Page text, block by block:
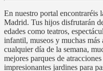
En nuestro portal encontraréis
Madrid. Tus hijos disfrutarán
edades como teatros,
infantil, museos y muchas
cualquier día de la semana,
mejores parques de
impresionantes jardines para